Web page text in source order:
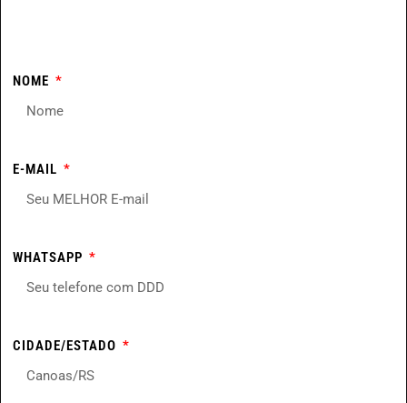
NOME
E-MAIL
WHATSAPP
CIDADE/ESTADO